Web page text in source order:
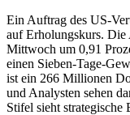
Ein Auftrag des US-
auf Erholungskurs. Die
Mittwoch um 0,91
einen Sieben-Tage-
ist ein 266 Millionen
und Analysten sehen
Stifel sieht